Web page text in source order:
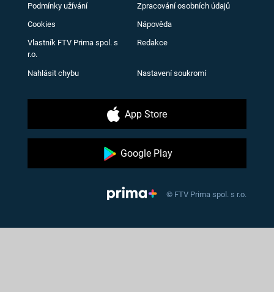
Podmínky užívání Zpracování osobních údajů
Cookies Nápověda
Vlastník FTV Prima spol. s
r.o.
Redakce
Nahlásit chybu Nastavení soukromí
App Store
Google Play
© FTV Prima spol. s r.o.